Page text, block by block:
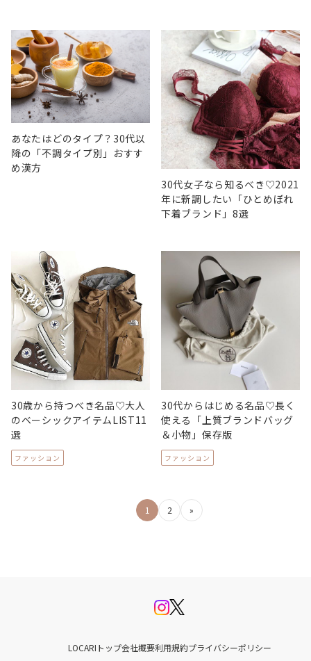
あなたはどのタイプ？30代以
降の「不調タイプ別」おすす
め漢方
30代女子なら知るべき♡2021
年に新調したい「ひとめぼれ
下着ブランド」8選
30歳から持つべき名品♡大人
のベーシックアイテムLIST11
選
ファッション
30代からはじめる名品♡長く
使える「上質ブランドバッグ
＆小物」保存版
ファッション
1 2 »
LOCARIトップ会社概要利用規約プライバシーポリシー